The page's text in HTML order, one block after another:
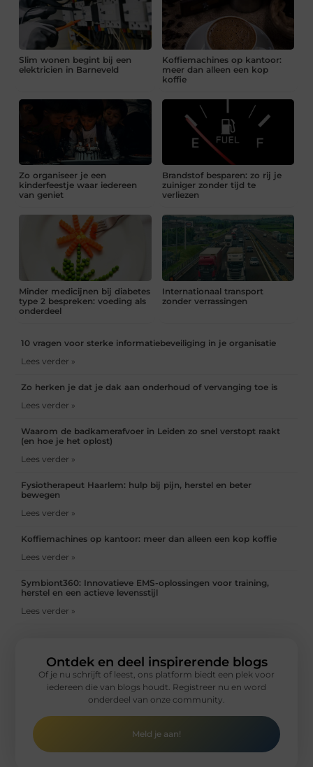
Slim wonen begint bij een
elektricien in Barneveld
Koffiemachines op kantoor:
meer dan alleen een kop
koffie
Zo organiseer je een
kinderfeestje waar iedereen
van geniet
Brandstof besparen: zo rij je
zuiniger zonder tijd te
verliezen
Minder medicijnen bij diabetes
type 2 bespreken: voeding als
onderdeel
Internationaal transport
zonder verrassingen
10 vragen voor sterke informatiebeveiliging in je organisatie
Lees verder »
Zo herken je dat je dak aan onderhoud of vervanging toe is
Lees verder »
Waarom de badkamerafvoer in Leiden zo snel verstopt raakt
(en hoe je het oplost)
Lees verder »
Fysiotherapeut Haarlem: hulp bij pijn, herstel en beter
bewegen
Lees verder »
Koffiemachines op kantoor: meer dan alleen een kop koffie
Lees verder »
Symbiont360: Innovatieve EMS-oplossingen voor training,
herstel en een actieve levensstijl
Lees verder »
Ontdek en deel inspirerende blogs
Of je nu schrijft of leest, ons platform biedt een plek voor
iedereen die van blogs houdt. Registreer nu en word
onderdeel van onze community.
Meld je aan!